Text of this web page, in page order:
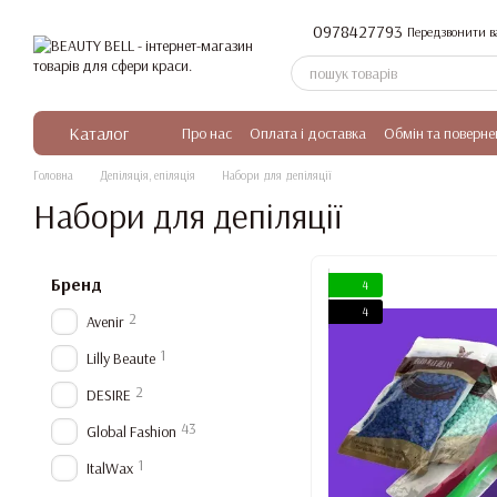
0978427793 Передзвонити
Каталог Про нас Оплата і доставка Обмін та
Головна Депіляція, епіляція Набори для депіляції
Набори для депіляції
4
4
Бренд
Avenir 2
Lilly Beaute 1
DESIRE 2
Global Fashion 43
ItalWax 1